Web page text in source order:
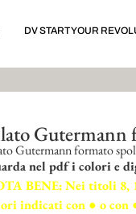
DV START YOUR
Gutermann
Gutermann formato
nel pdf i colori e
BENE:Nei titoli 8,
indicati con ● o con